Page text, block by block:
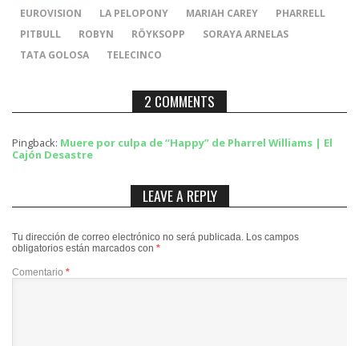
EUROVISION
LA PELOPONY MARIAH CAREY
PHARRELL
PITBULL
ROBYN RÖYKSOPP
SORAYA ARNELAS
TATA GOLOSA
TELECINCO
2 COMMENTS
Pingback: Muere por culpa de “Happy” de Pharrel Williams | El
Cajón Desastre
LEAVE A REPLY
Tu dirección de correo electrónico no será publicada. Los campos
obligatorios están marcados con *
Comentario *